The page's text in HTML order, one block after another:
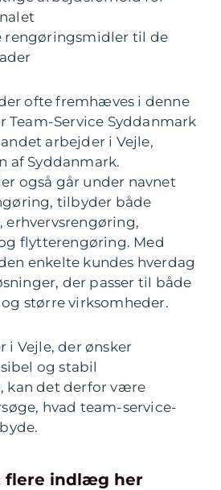
rengøringsmidler til de
ofte fremhæves i denne
Service Syddanmark
arbejder i Vejle,
af Syddanmark.
også går under navnet
tilbyder både
flytterengøring. Med
enkelte kundes hverdag
der passer til både
større virksomheder.
i Vejle, der ønsker
og stabil
kan det derfor være
hvad team-service-
flere indlæg her